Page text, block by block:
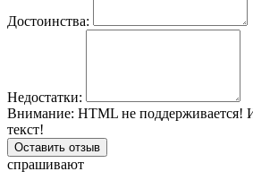
Достоинства:
Недостатки:
Внимание: HTML не поддерживается!
текст!
Оставить отзыв
спрашивают